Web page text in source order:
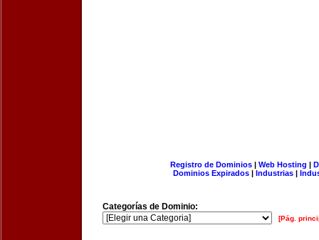
Registro de Dominios| Web Hosting |
Dominios Expirados | Industrias |
Categorías de Dominio:
[Pág.